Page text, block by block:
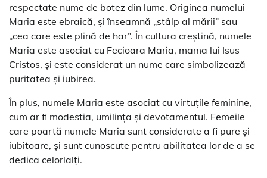
respectate nume de botez din lume. Originea numelui
Maria este ebraică, și înseamnă „stâlp al mării” sau
„cea care este plină de har”. În cultura creștină, numele
Maria este asociat cu Fecioara Maria, mama lui Isus
Cristos, și este considerat un nume care simbolizează
puritatea și iubirea.
În plus, numele Maria este asociat cu virtuțile feminine,
cum ar fi modestia, umilința și devotamentul. Femeile
care poartă numele Maria sunt considerate a fi pure și
iubitoare, și sunt cunoscute pentru abilitatea lor de a se
dedica celorlalți.